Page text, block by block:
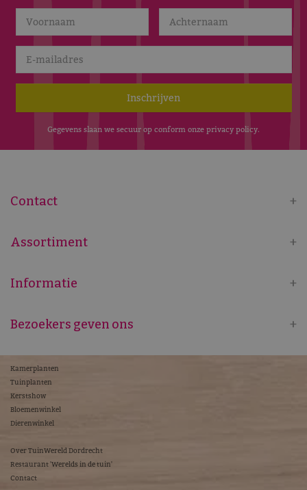
Gegevens slaan we secuur op conform onze privacy policy.
Contact
Assortiment
Informatie
Bezoekers geven ons
Kamerplanten
Tuinplanten
Kerstshow
Bloemenwinkel
Dierenwinkel
Over TuinWereld Dordrecht
Restaurant 'Werelds in de tuin'
Contact